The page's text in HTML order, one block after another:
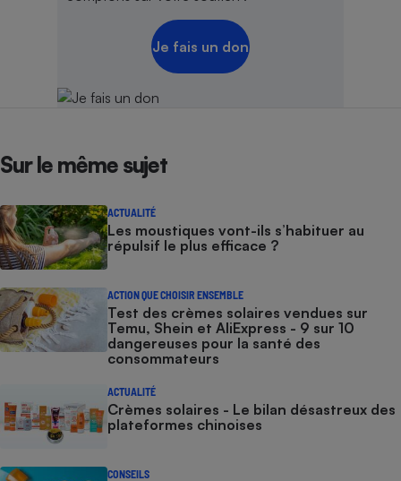
Je fais un don
Sur le même sujet
ACTUALITÉ
Les moustiques vont-ils s’habituer au
répulsif le plus efficace ?
ACTION QUE CHOISIR ENSEMBLE
Test des crèmes solaires vendues sur
Temu, Shein et AliExpress - 9 sur 10
dangereuses pour la santé des
consommateurs
ACTUALITÉ
Crèmes solaires - Le bilan désastreux des
plateformes chinoises
CONSEILS